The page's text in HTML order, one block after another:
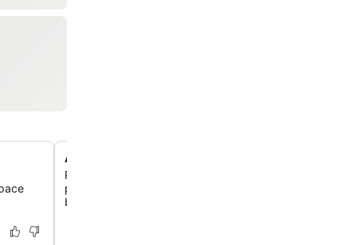
Accès direct à la plage et cadre serein
Profitez d'un accès direct à une magnifique plage de
profonde, idéale pour les enfants, nichée au cœur d'un
boisé paisible de 18 hectares surplombant la mer.